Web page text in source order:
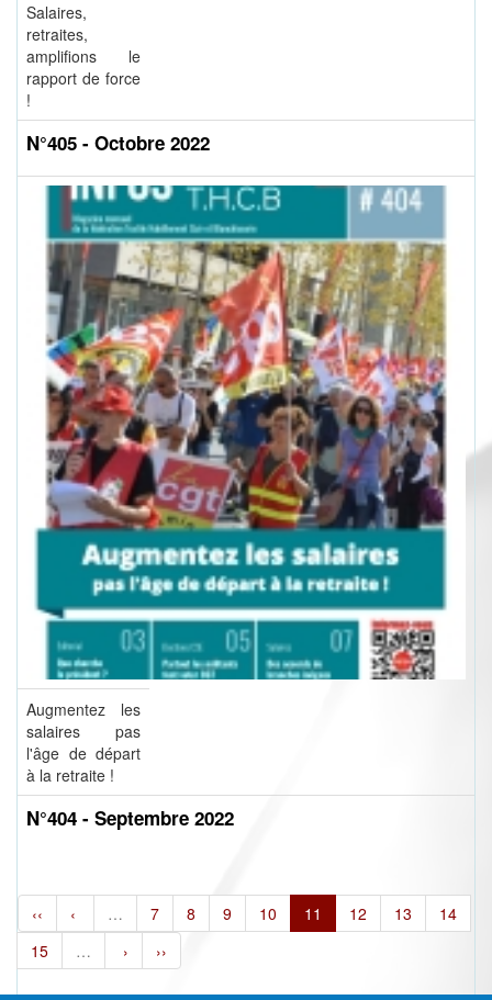
Salaires,
retraites,
amplifions le
rapport de force
!
N°405 - Octobre 2022
Augmentez les
salaires pas
l'âge de départ
à la retraite !
N°404 - Septembre 2022
‹‹ ‹ … 7 8 9 10 11 12 13
14
15
… › ››